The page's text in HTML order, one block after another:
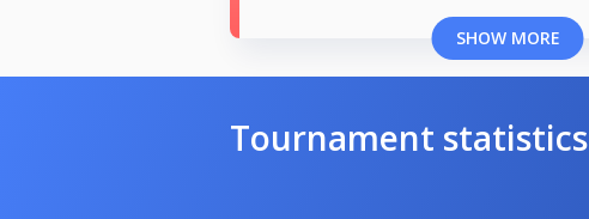
SHOW MORE
Tournament statistics